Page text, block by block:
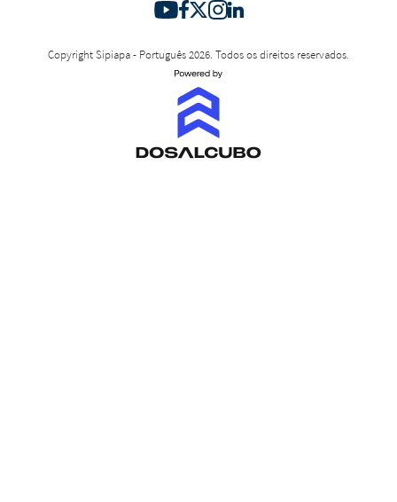
Copyright Sipiapa - Português 2026. Todos os direitos reservados.